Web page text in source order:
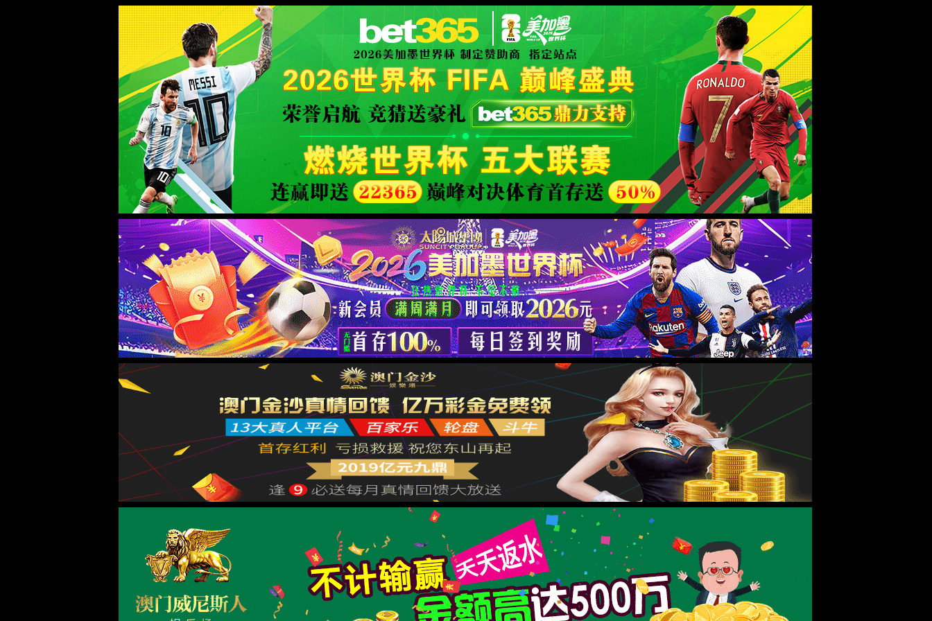
2026买世界杯赛事网站(中国区)-Official website
返回首页
XML 地图